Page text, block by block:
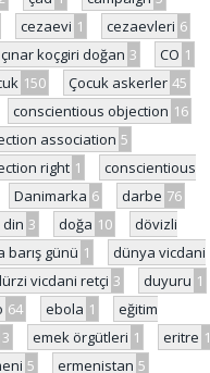
cezaevi 1 cezaevleri 6
çınar koçgiri doğan 3 CO 1
150 Çocuk askerler 45
conscientious objection 16
association 5
right 1
conscientious
Danimarka 6 darbe 76
din 3 doğa 10
dövizli
barış günü 1
dünya vicdani
vicdani retçi 3 duyuru 1
64 ebola 1
eğitim
3 emek örgütleri 1 eritre 1
5 ermenistan 5